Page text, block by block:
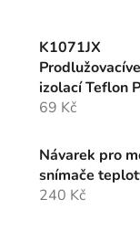
K1071JX
izolací Teflon
69 Kč
Návarek pro
snímače
240 Kč